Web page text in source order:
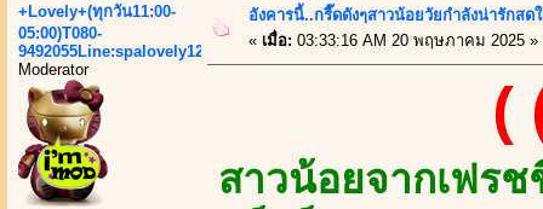
+Lovely+(ทุกวัน11:00-
05:00)T080-
9492055Line:spalovely123
Moderator
อังคารนี้..กรี๊ดดังๆสาวน้อยวัยกำลังน่ารักส
« เมื่อ: 03:33:16 AM 20 พฤษภาคม 2025 »
สาวน้อยจากเฟ